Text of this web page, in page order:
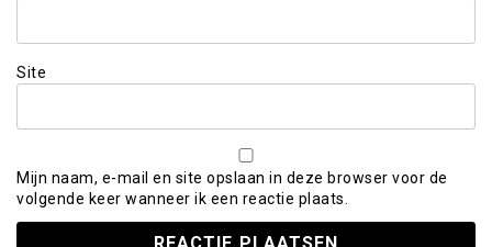
Site
Mijn naam, e-mail en site opslaan in deze browser voor de
volgende keer wanneer ik een reactie plaats.